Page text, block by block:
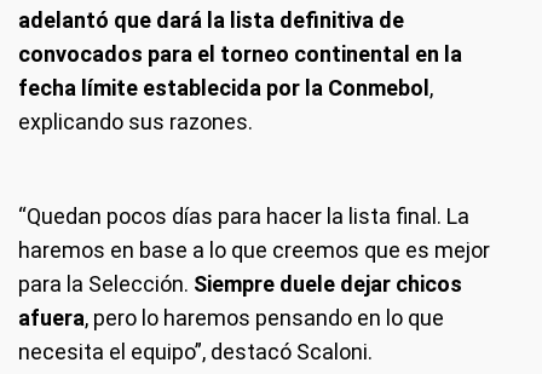
adelantó que dará la lista definitiva de
convocados para el torneo continental en la
fecha límite establecida por la Conmebol ,
explicando sus razones.
“Quedan pocos días para hacer la lista final. La
haremos en base a lo que creemos que es mejor
para la Selección. Siempre duele dejar chicos
afuera, pero lo haremos pensando en lo que
necesita el equipo”, destacó Scaloni.